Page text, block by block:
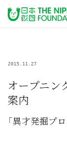
2015.11.27
オープニン
案内
「異才発掘プ